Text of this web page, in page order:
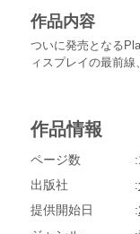
作品内容
ついに発売となる
ィスプレイの最前
トップPC、そして
作品情報
ページ数
出版社
提供開始日